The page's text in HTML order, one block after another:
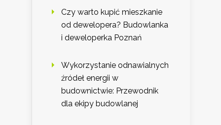
Czy warto kupić mieszkanie
od dewelopera? Budowlanka
i deweloperka Poznań
Wykorzystanie odnawialnych
źródeł energii w
budownictwie: Przewodnik
dla ekipy budowlanej